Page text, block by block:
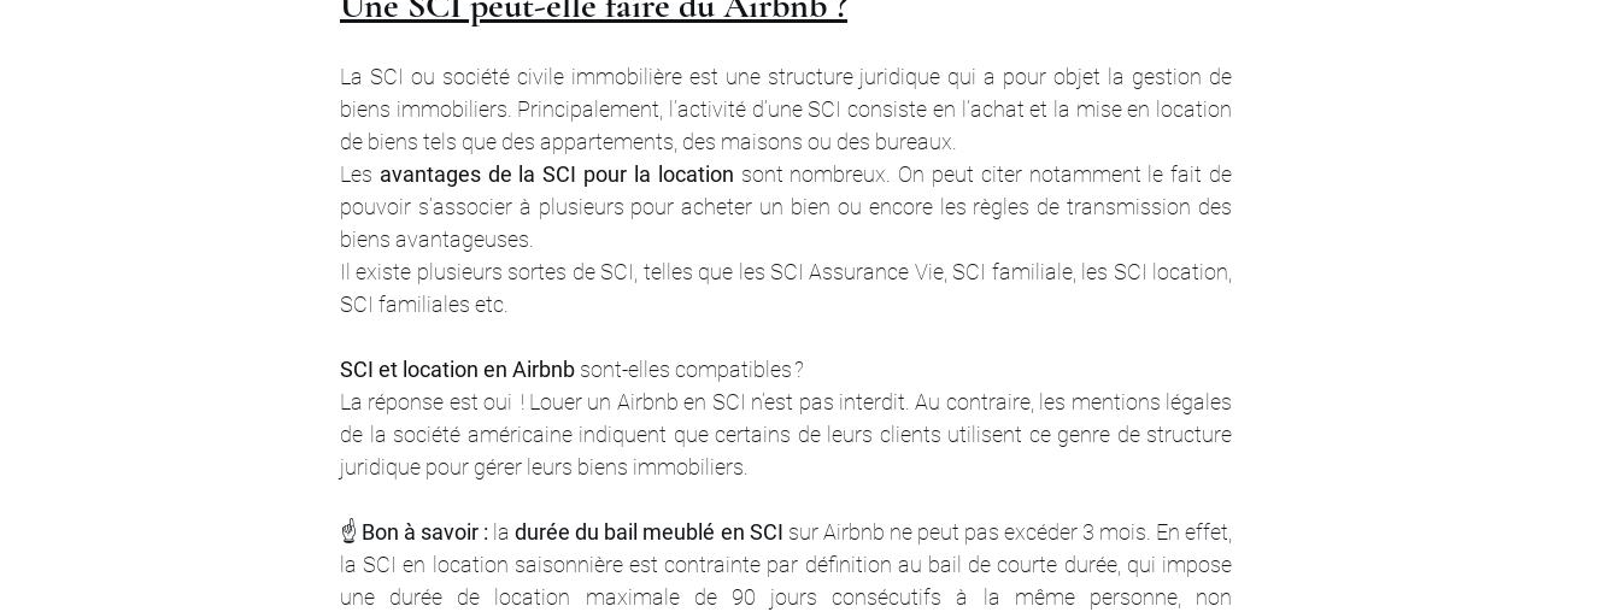
La SCI ou société civile immobilière est une structure juridique qui a pour objet la gestion de
biens immobiliers. Principalement, l’activité d’une SCI consiste en l’achat et la mise en location
de biens tels que des appartements, des maisons ou des bureaux.
Les avantages de la SCI pour la location sont nombreux. On peut citer notamment le fait de
pouvoir s’associer à plusieurs pour acheter un bien ou encore les règles de transmission des
biens avantageuses.
Il existe plusieurs sortes de SCI, telles que les SCI Assurance Vie, SCI familiale, les SCI location,
SCI familiales etc.
SCI et location en Airbnb sont-elles compatibles ?
La réponse est oui  ! Louer un Airbnb en SCI n’est pas interdit. Au contraire, les mentions légales
de la société américaine indiquent que certains de leurs clients utilisent ce genre de structure
juridique pour gérer leurs biens immobiliers.
☝️ Bon à savoir : la durée du bail meublé en SCI sur Airbnb ne peut pas excéder 3 mois. En effet,
la SCI en location saisonnière est contrainte par définition au bail de courte durée, qui impose
une durée de location maximale de 90 jours consécutifs à la même personne, non